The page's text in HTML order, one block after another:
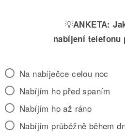
💡ANKETA:
nabíjení telefonu
Na nabíječce celou noc
Nabíjím ho před spaním
Nabíjím ho až ráno
Nabíjím průběžně během